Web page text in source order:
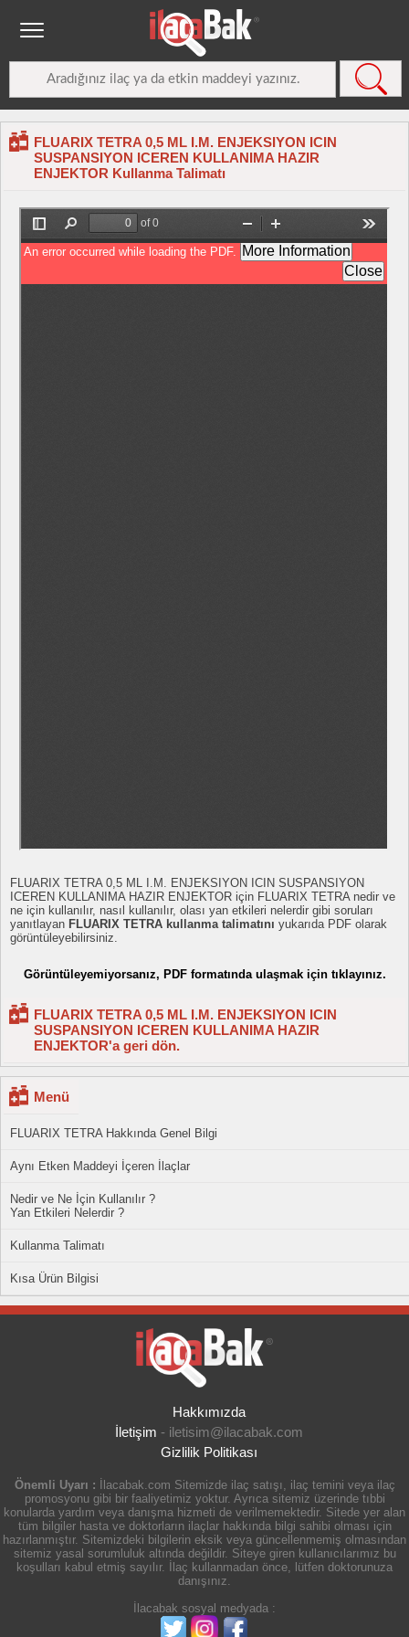
FLUARIX TETRA 0,5 ML I.M. ENJEKSIYON ICIN
SUSPANSIYON ICEREN KULLANIMA HAZIR
ENJEKTOR Kullanma Talimatı
FLUARIX TETRA 0,5 ML I.M. ENJEKSIYON ICIN SUSPANSIYON
ICEREN KULLANIMA HAZIR ENJEKTOR için FLUARIX TETRA nedir ve
ne için kullanılır, nasıl kullanılır, olası yan etkileri nelerdir gibi soruları
yanıtlayan FLUARIX TETRA kullanma talimatını yukarıda PDF olarak
görüntüleyebilirsiniz.
Görüntüleyemiyorsanız, PDF formatında ulaşmak için tıklayınız.
FLUARIX TETRA 0,5 ML I.M. ENJEKSIYON ICIN
SUSPANSIYON ICEREN KULLANIMA HAZIR
ENJEKTOR'a geri dön.
Menü
FLUARIX TETRA Hakkında Genel Bilgi
Aynı Etken Maddeyi İçeren İlaçlar
Nedir ve Ne İçin Kullanılır ?
Yan Etkileri Nelerdir ?
Kullanma Talimatı
Kısa Ürün Bilgisi
Hakkımızda
İletişim - iletisim@ilacabak.com
Gizlilik Politikası
Önemli Uyarı : İlacabak.com Sitemizde ilaç satışı, ilaç temini veya ilaç
promosyonu gibi bir faaliyetimiz yoktur. Ayrıca sitemiz üzerinde tıbbi
konularda yardım veya danışma hizmeti de verilmemektedir. Sitede yer alan
tüm bilgiler hasta ve doktorların ilaçlar hakkında bilgi sahibi olması için
hazırlanmıştır. Sitemizdeki bilgilerin eksik veya güncellenmemiş olmasından
sitemiz yasal sorumluluk altında değildir. Siteye giren kullanıcılarımız bu
koşulları kabul etmiş sayılır. İlaç kullanmadan önce, lütfen doktorunuza
danışınız.
İlacabak sosyal medyada :